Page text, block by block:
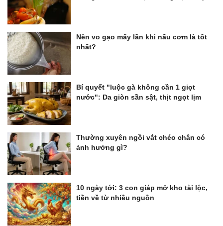
Nên vo gạo mấy lần khi nấu cơm là tốt
nhất?
Bí quyết "luộc gà không cần 1 giọt
nước": Da giòn sần sật, thịt ngọt lịm
Thường xuyên ngồi vắt chéo chân có
ảnh hưởng gì?
10 ngày tới: 3 con giáp mở kho tài lộc,
tiền về từ nhiều nguồn